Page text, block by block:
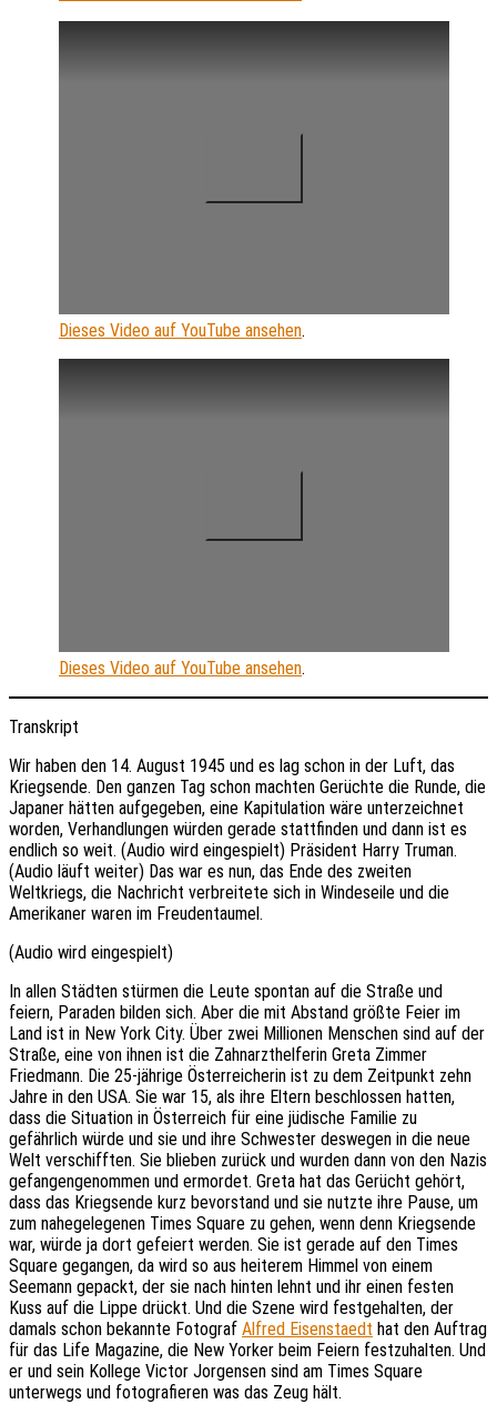
Dieses Video auf YouTube ansehen.
Dieses Video auf YouTube ansehen.
Transkript
Wir haben den 14. August 1945 und es lag schon in der Luft, das
Kriegsende. Den ganzen Tag schon machten Gerüchte die Runde, die
Japaner hätten aufgegeben, eine Kapitulation wäre unterzeichnet
worden, Verhandlungen würden gerade stattfinden und dann ist es
endlich so weit. (Audio wird eingespielt) Präsident Harry Truman.
(Audio läuft weiter) Das war es nun, das Ende des zweiten
Weltkriegs, die Nachricht verbreitete sich in Windeseile und die
Amerikaner waren im Freudentaumel.
(Audio wird eingespielt)
In allen Städten stürmen die Leute spontan auf die Straße und
feiern, Paraden bilden sich. Aber die mit Abstand größte Feier im
Land ist in New York City. Über zwei Millionen Menschen sind auf der
Straße, eine von ihnen ist die Zahnarzthelferin Greta Zimmer
Friedmann. Die 25-jährige Österreicherin ist zu dem Zeitpunkt zehn
Jahre in den USA. Sie war 15, als ihre Eltern beschlossen hatten,
dass die Situation in Österreich für eine jüdische Familie zu
gefährlich würde und sie und ihre Schwester deswegen in die neue
Welt verschifften. Sie blieben zurück und wurden dann von den Nazis
gefangengenommen und ermordet. Greta hat das Gerücht gehört,
dass das Kriegsende kurz bevorstand und sie nutzte ihre Pause, um
zum nahegelegenen Times Square zu gehen, wenn denn Kriegsende
war, würde ja dort gefeiert werden. Sie ist gerade auf den Times
Square gegangen, da wird so aus heiterem Himmel von einem
Seemann gepackt, der sie nach hinten lehnt und ihr einen festen
Kuss auf die Lippe drückt. Und die Szene wird festgehalten, der
damals schon bekannte Fotograf Alfred Eisenstaedt hat den Auftrag
für das Life Magazine, die New Yorker beim Feiern festzuhalten. Und
er und sein Kollege Victor Jorgensen sind am Times Square
unterwegs und fotografieren was das Zeug hält.